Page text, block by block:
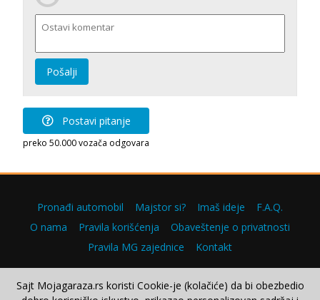
Pošalji
Postavi pitanje
preko 50.000 vozača odgovara
Pronađi automobil Majstor si? Imaš ideje
F.A.Q.
O nama
Pravila korišćenja
Obaveštenje o privatnosti
Pravila MG zajednice
Kontakt
Sajt Mojagaraza.rs koristi Cookie-je (kolačiće) da bi obezbedio